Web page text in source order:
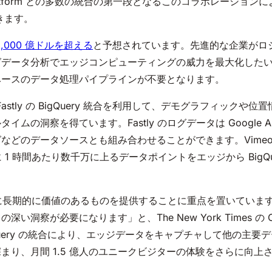
す。
億ドルを超える と予想されています。先進的な企業が
ータ分析でエッジコンピューティングの威力を最大化した
スのデータ処理パイプラインが不要となります。
の BigQuery 統合を利用して、デモグラフィックや位
イムの洞察を得ています。Fastly のログデータは Google
どのデータソースとも組み合わせることができます。
時間あたり数千万に上るデータポイントをエッジから
期的に価値のあるものを提供することに重点を置いていま
深い洞察が必要になります」と、The New York Times の
の統合により、エッジデータをキャプチャして他の主要
り、月間 1.5 億人のユニークビジターの体験をさらに向上